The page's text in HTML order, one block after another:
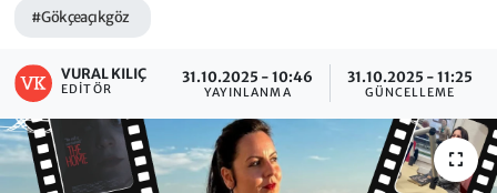
#Gökçeaçıkgöz
VURAL KILIÇ
EDITÖR
31.10.2025 - 10:46
YAYINLANMA
31.10.2025 - 11:25
GÜNCELLEME
Son Dakika Haberleri
Haber Arşivi